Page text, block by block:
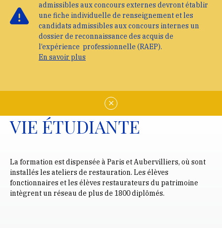
admissibles aux concours externes devront établir
une fiche individuelle de renseignement et les
candidats admissibles aux concours internes un
dossier de reconnaissance des acquis de
l’expérience professionnelle (RAEP).
En savoir plus
VIE ÉTUDIANTE
La formation est dispensée à Paris et Aubervilliers, où sont
installés les ateliers de restauration. Les élèves
fonctionnaires et les élèves restaurateurs du patrimoine
intègrent un réseau de plus de 1800 diplômés.